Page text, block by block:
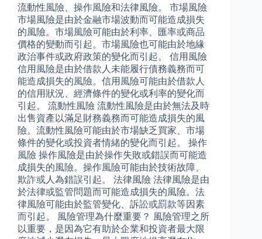
流動性風險、操作風險和法律風險。 市場風險
市場風險是由於金融市場波動而可能造成損失
的風險。市場風險可能由於利率、匯率或商品
價格的變動而引起。市場風險也可能由於地緣
政治事件或政府政策的變化而引起。 信用風險
信用風險是由於借款人未能履行債務義務而可
能造成損失的風險。信用風險可能由於借款人
的信用狀況、經濟條件的變化或利率的變化而
引起。 流動性風險 流動性風險是由於無法及時
出售資產以滿足財務義務而可能造成損失的風
險。流動性風險可能由於市場缺乏買家、市場
條件的變化或投資者情緒的變化而引起。 操作
風險 操作風險是由於操作失敗或錯誤而可能造
成損失的風險。操作風險可能由於技術故障、
欺詐或人為錯誤引起。 法律風險 法律風險是由
於法律或監管問題而可能造成損失的風險。法
律風險可能由於監管變化、訴訟或罰款等因素
而引起。 風險管理為什麼重要？ 風險管理之所
以重要，是因為它有助於企業和投資者最大限